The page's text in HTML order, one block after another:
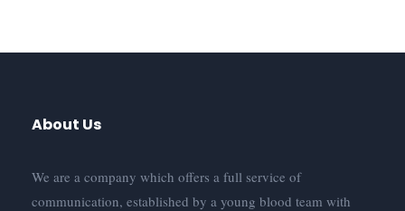
About Us
We are a company which offers a full service of
communication, established by a young blood team with